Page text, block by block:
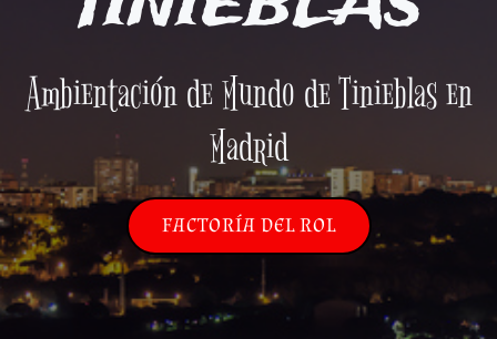
Ambientación de Mundo de Tinieblas en
Madrid
FACTORÍA DEL ROL